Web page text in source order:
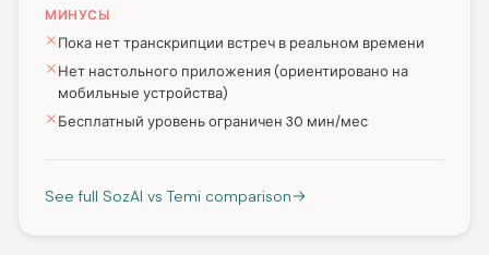
МИНУСЫ
Пока нет транскрипции встреч в реальном времени
Нет настольного приложения (ориентировано на
мобильные устройства)
Бесплатный уровень ограничен 30 мин/мес
See full SozAI vs Temi comparison